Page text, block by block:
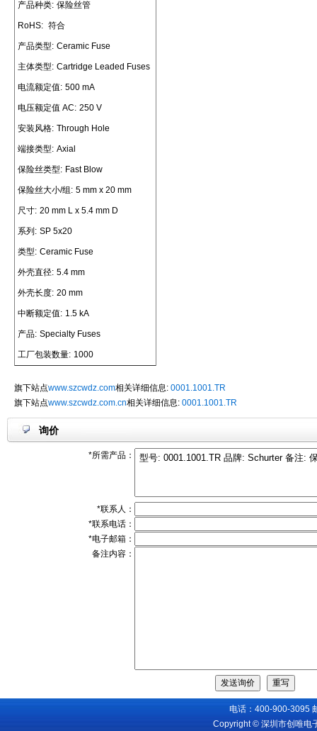
产品种类: 保险丝管
RoHS: 符合
产品类型: Ceramic Fuse
主体类型: Cartridge Leaded Fuses
电流额定值: 500 mA
电压额定值 AC: 250 V
安装风格: Through Hole
端接类型: Axial
保险丝类型: Fast Blow
保险丝大小/组: 5 mm x 20 mm
尺寸: 20 mm L x 5.4 mm D
系列: SP 5x20
类型: Ceramic Fuse
外壳直径: 5.4 mm
外壳长度: 20 mm
中断额定值: 1.5 kA
产品: Specialty Fuses
工厂包装数量: 1000
旗下站点www.szcwdz.com相关详细信息: 0001.1001.TR
旗下站点www.szcwdz.com.cn相关详细信息: 0001.1001.TR
询价
*所需产品：
*联系人：
*联系电话：
*电子邮箱：
备注内容：
电话：400-900-3095
Copyright © 深圳市创唯电